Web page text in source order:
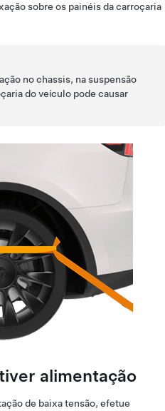
sobre os painéis da carroçaria
no chassis, na suspensão
do veículo pode causar
alimentação
de baixa tensão, efetue